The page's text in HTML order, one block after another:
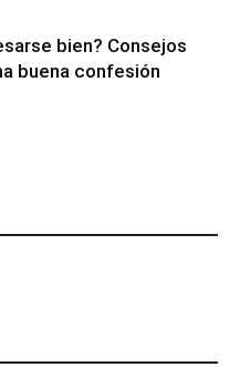
bien? Consejos
buena confesión